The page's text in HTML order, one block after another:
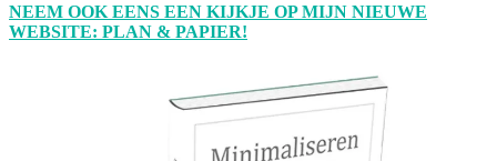
NEEM OOK EENS EEN KIJKJE OP MIJN NIEUWE
WEBSITE: PLAN & PAPIER!